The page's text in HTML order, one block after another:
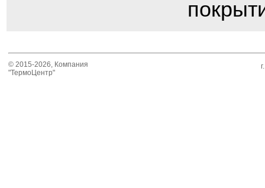
© 2015-2026, Компания
"ТермоЦентр"